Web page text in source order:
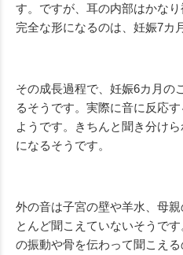
す。ですが、耳の内部はかなり
完全な形になるのは、妊娠7カ
その成長過程で、妊娠6カ月の
るそうです。実際に音に反応
ようです。きちんと聞き分け
になるそうです。
外の音は子宮の壁や羊水、母
とんど聞こえていないそうで
の振動や骨を伝わって聞こえ